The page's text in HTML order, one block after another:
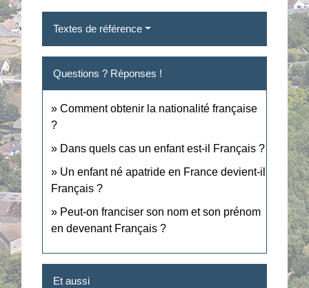
Textes de référence
Questions ? Réponses !
Comment obtenir la nationalité française
?
Dans quels cas un enfant est-il Français ?
Un enfant né apatride en France devient-il
Français ?
Peut-on franciser son nom et son prénom
en devenant Français ?
Et aussi